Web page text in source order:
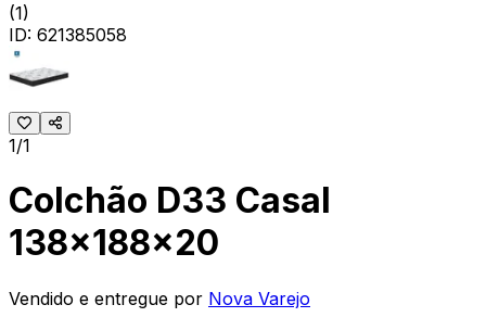
(1)
ID: 621385058
1/1
Colchão D33 Casal
138x188x20
Vendido e entregue por Nova Varejo